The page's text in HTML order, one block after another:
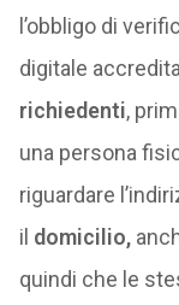
l’obbligo di
digitale
richiedenti,
una persona
riguardare
il domicilio,
quindi che le